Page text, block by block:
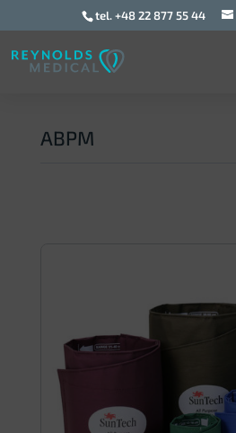
tel. +48 22 877 55 44
ABPM